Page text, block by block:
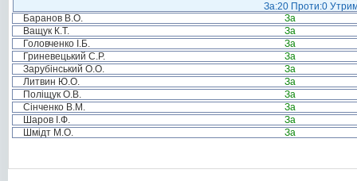
За:20 Проти:0
Баранов В.О.
За
Ващук К.Т.
За
Головченко І.Б.
За
Гриневецький С.Р.
За
Зарубінський О.О.
За
Литвин Ю.О.
За
Поліщук О.В.
За
Сінченко В.М.
За
Шаров І.Ф.
За
Шмідт М.О.
За